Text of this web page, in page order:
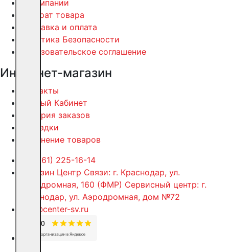
О компании
Возврат товара
Доставка и оплата
Политика Безопасности
Пользовательское соглашение
Интернет-магазин
Контакты
Личный Кабинет
История заказов
Закладки
Сравнение товаров
+7 (861) 225-16-14
Магазин Центр Связи: г. Краснодар, ул.
Аэродромная, 160 (ФМР) Сервисный центр: г.
Краснодар, ул. Аэродромная, дом №72
info@center-sv.ru